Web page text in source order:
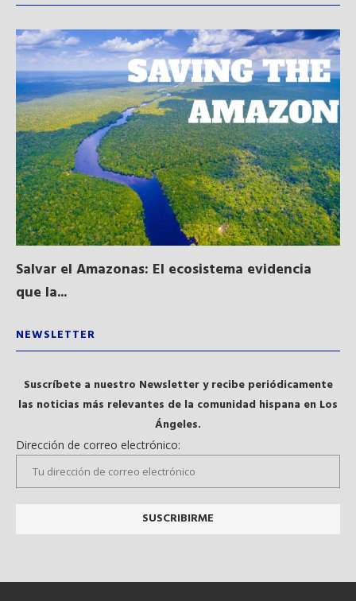
Salvar el Amazonas: El ecosistema evidencia
que la...
NEWSLETTER
Suscríbete a nuestro Newsletter y recibe periódicamente
las noticias más relevantes de la comunidad hispana en Los
Ángeles.
Dirección de correo electrónico: